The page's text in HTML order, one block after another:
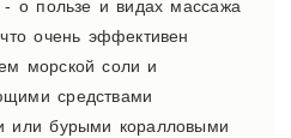
о пользе и видах массажа
очень эффективен
морской соли и
средствами
или бурыми коралловыми